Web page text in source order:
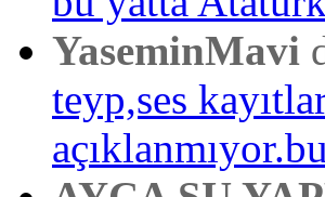
YaseminMavi
teyp,ses